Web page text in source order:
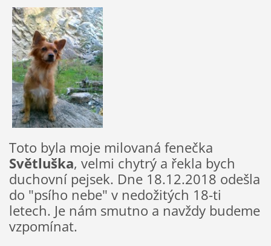
Toto byla moje milovaná fenečka
Světluška, velmi chytrý a řekla bych
duchovní pejsek. Dne 18.12.2018 odešla
do "psího nebe" v nedožitých 18-ti
letech. Je nám smutno a navždy budeme
vzpomínat.